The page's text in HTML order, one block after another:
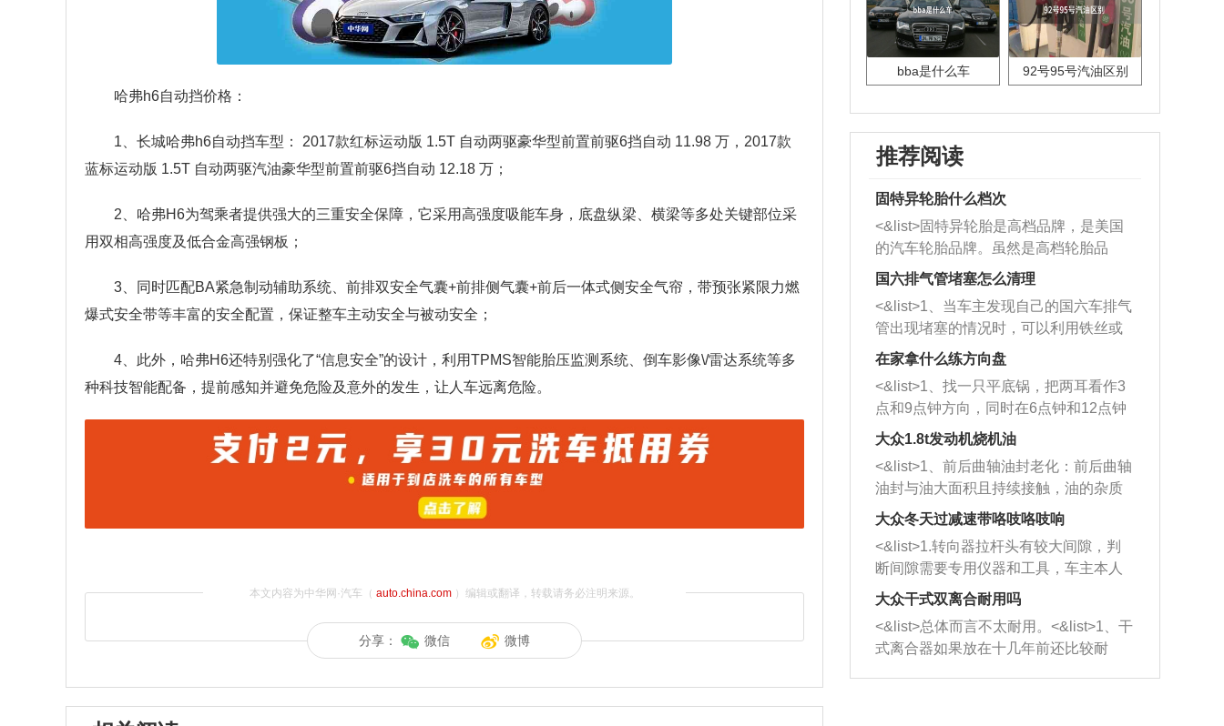
哈弗h6自动挡价格：
1、长城哈弗h6自动挡车型： 2017款红标运动版 1.5T 自动两驱豪华型前置前驱6挡自动 11.98 万，2017款
蓝标运动版 1.5T 自动两驱汽油豪华型前置前驱6挡自动 12.18 万；
2、哈弗H6为驾乘者提供强大的三重安全保障，它采用高强度吸能车身，底盘纵梁、横梁等多处关键部位采
用双相高强度及低合金高强钢板；
3、同时匹配BA紧急制动辅助系统、前排双安全气囊+前排侧气囊+前后一体式侧安全气帘，带预张紧限力燃
爆式安全带等丰富的安全配置，保证整车主动安全与被动安全；
4、此外，哈弗H6还特别强化了“信息安全”的设计，利用TPMS智能胎压监测系统、倒车影像\/雷达系统等多
种科技智能配备，提前感知并避免危险及意外的发生，让人车远离危险。
本文内容为中华网·汽车（ auto.china.com）编辑或翻译，转载请务必注明来源。
分享： 微信 微博
bba是什么车 92号95号汽油区别
推荐阅读
固特异轮胎什么档次
<&list>固特异轮胎是高档品牌，是美国
的汽车轮胎品牌。虽然是高档轮胎品
牌，但是中高低端的轮胎都有生产，这
也是为了更好的开拓市场。
国六排气管堵塞怎么清理
<&list>1、当车主发现自己的国六车排气
管出现堵塞的情况时，可以利用铁丝或
者是细棍，直接将杂物给取出来，如果
堵塞情况比较严重，也可以采取应急措
施。 <&list>2、直接利用木棍将所有的
杂物推到排气管里面的位置处，然后将
三元催化器拆解开，就可以将堵塞的东
西取出来。但如果是因为积碳过多引起
的堵塞，就需要将三元催化器泡在草酸
洗剂对堵塞的情况得到解决，将清洗剂
放在燃油箱中，与燃油混合后，车辆启
动时，就可以和汽油一起进入到燃烧
室，最后形成废气排出，就可以让三元
催化器得到清洗，排气管堵塞的情况就
能够得到解决。
在家拿什么练方向盘
<&list>1、找一只平底锅，把两耳看作3
点和9点钟方向，同时在6点钟和12点钟
方向做一个标记。 <&list>2、双手握住
一圈半的练习，往右同样也要打相同的
圈数。 <&list>3、最后强调要反复练
习，这样就可以形成肌肉记忆，在真实
驾驶车辆时，不需要记忆也能打好方
向。
大众1.8t发动机烧机油
<&list>1、前后曲轴油封老化：前后曲轴
油封与油大面积且持续接触，油的杂质
和发动机内持续温度变化使其密封效果
逐渐减弱，导致渗油或漏油。<&list>2、
活塞间隙过大：积碳会使活塞环与缸体
的间隙扩大，导致机油流入燃烧室中，
造成烧机油。<&list>3、机油粘度。使用
机油粘度过小的话，同样会有烧机油现
象，机油粘度过小具有很好的流动性，
大众冬天过减速带咯吱咯吱响
<&list>1.转向器拉杆头有较大间隙，判
断间隙需要专用仪器和工具，车主本人
无法制作，需要将车辆送到修理厂或4s
店；<&list>2.车辆半轴套管防尘罩破
裂，破裂后会出现漏油现象，使半轴磨
损严重，磨损的半轴容易损坏，产生异
响；<&list>3.稳定器的转向胶套和球头
大众干式双离合耐用吗
<&list>总体而言不太耐用。<&list>1、干
式离合器如果放在十几年前还比较耐